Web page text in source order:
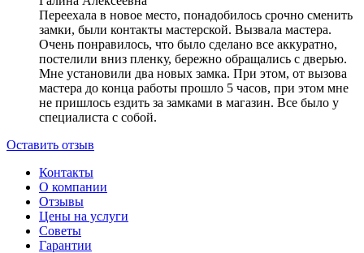
Переехала в новое место, понадобилось срочно сменить
замки, были контакты мастерской. Вызвала мастера.
Очень понравилось, что было сделано все аккуратно,
постелили вниз пленку, бережно обращались с дверью.
Мне установили два новых замка. При этом, от вызова
мастера до конца работы прошло 5 часов, при этом мне
не пришлось ездить за замками в магазин. Все было у
специалиста с собой.
Оставить отзыв
Контакты
О компании
Отзывы
Цены на услуги
Советы
Гарантии